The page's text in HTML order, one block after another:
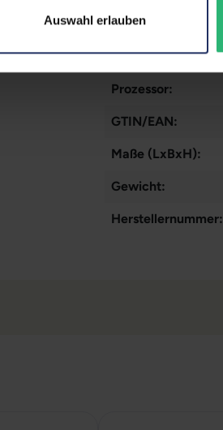
Auswahl erlaubenPartnerprogramm:
Arbeitsspeicher:
Prozessor:
GTIN/EAN:
Maße (LxBxH):
Gewicht:
Herstellernummer: